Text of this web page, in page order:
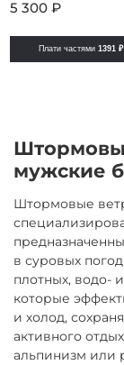
5 300 ₽
Плати частями1391 ₽
мужские
Штормовые
в суровых
плотных, водо-
которые
и холод,
активного
альпинизм или